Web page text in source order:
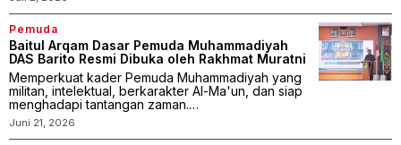
Pemuda
Baitul Arqam Dasar Pemuda Muhammadiyah
DAS Barito Resmi Dibuka oleh Rakhmat Muratni
Memperkuat kader Pemuda Muhammadiyah yang
militan, intelektual, berkarakter Al-Ma'un, dan siap
menghadapi tantangan zaman.…
Juni 21, 2026